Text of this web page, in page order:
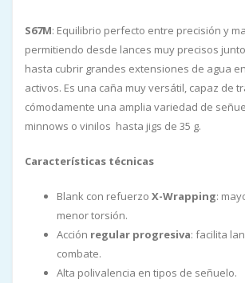
S67M: Equilibrio perfecto entre precisión y
permitiendo desde lances muy precisos
hasta cubrir grandes extensiones de agua
activos. Es una caña muy versátil, capaz de
cómodamente una amplia variedad de
minnows o vinilos hasta jigs de 35 g.
Características técnicas
Blank con refuerzo X-Wrapping:
menor torsión.
Acción regular progresiva: facilita
combate.
Alta polivalencia en tipos de señuelo.